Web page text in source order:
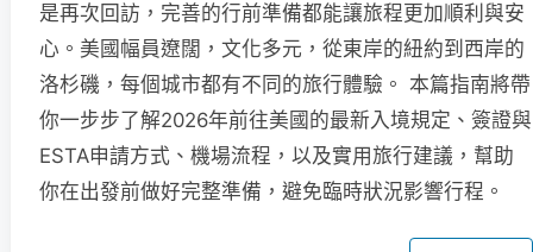
是再次回訪，完善的行前準備都能讓旅程更加順利與安
心。美國幅員遼闊，文化多元，從東岸的紐約到西岸的
洛杉磯，每個城市都有不同的旅行體驗。 本篇指南將帶
你一步步了解2026年前往美國的最新入境規定、簽證與
ESTA申請方式、機場流程，以及實用旅行建議，幫助
你在出發前做好完整準備，避免臨時狀況影響行程。